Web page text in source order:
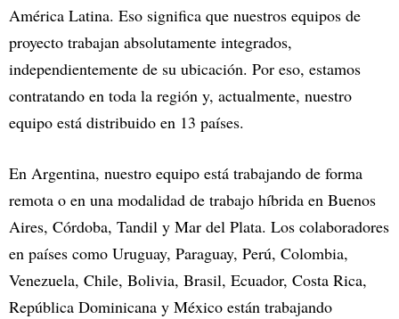
América Latina. Eso significa que nuestros equipos de
proyecto trabajan absolutamente integrados,
independientemente de su ubicación. Por eso, estamos
contratando en toda la región y, actualmente, nuestro
equipo está distribuido en 13 países.
En Argentina, nuestro equipo está trabajando de forma
remota o en una modalidad de trabajo híbrida en Buenos
Aires, Córdoba, Tandil y Mar del Plata. Los colaboradores
en países como Uruguay, Paraguay, Perú, Colombia,
Venezuela, Chile, Bolivia, Brasil, Ecuador, Costa Rica,
República Dominicana y México están trabajando